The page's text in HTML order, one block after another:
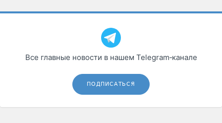
Все главные новости в нашем Telegram‑канале
ПОДПИСАТЬСЯ